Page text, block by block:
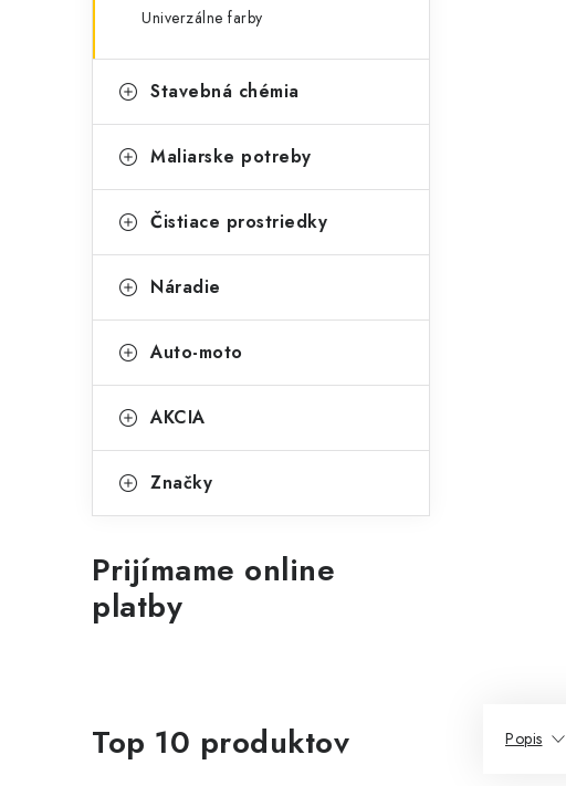
Univerzálne farby
Stavebná chémia
Maliarske potreby
Čistiace prostriedky
Náradie
Auto-moto
AKCIA
Značky
Prijímame online
platby
Top 10 produktov Popis